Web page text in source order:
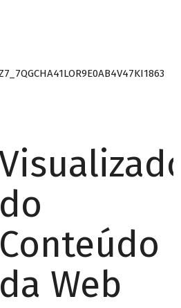
do
Conteúdo
da Web